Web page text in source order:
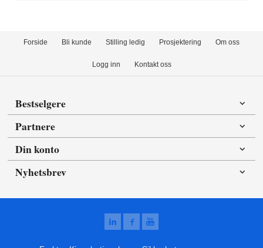
Forside Bli kunde Stilling ledig Prosjektering Om oss
Logg inn Kontakt oss
Bestselgere
Partnere
Din konto
Nyhetsbrev